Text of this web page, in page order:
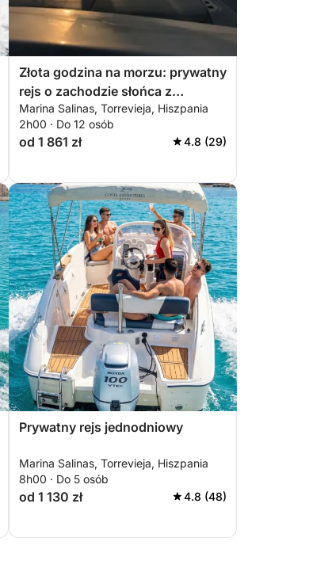
Złota godzina na morzu: prywatny
rejs o zachodzie słońca z
Torrevieja
Marina Salinas, Torrevieja, Hiszpania
2h00 · Do 12 osób
od 1 861 zł 4.8 (29)
Prywatny rejs jednodniowy
Marina Salinas, Torrevieja, Hiszpania
8h00 · Do 5 osób
od 1 130 zł 4.8 (48)